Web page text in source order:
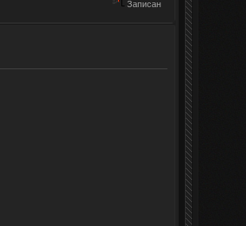
Записан